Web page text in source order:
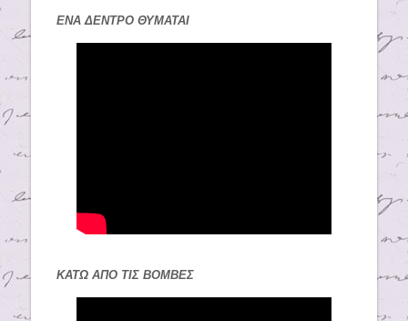
ΕΝΑ ΔΕΝΤΡΟ ΘΥΜΑΤΑΙ
ΚΑΤΩ ΑΠΟ ΤΙΣ ΒΟΜΒΕΣ